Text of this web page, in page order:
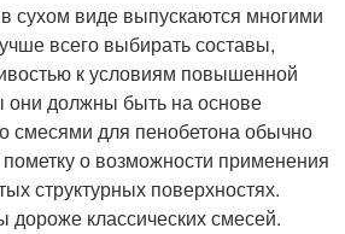
сухом виде выпускаются многими
всего выбирать составы,
к условиям повышенной
они должны быть на основе
смесями для пенобетона обычно
о возможности применения
структурных поверхностях.
дороже классических смесей.